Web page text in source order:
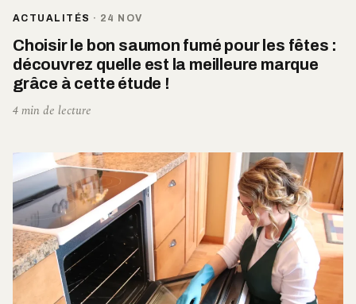
ACTUALITÉS · 24 NOV
Choisir le bon saumon fumé pour les fêtes :
découvrez quelle est la meilleure marque
grâce à cette étude !
4 min de lecture